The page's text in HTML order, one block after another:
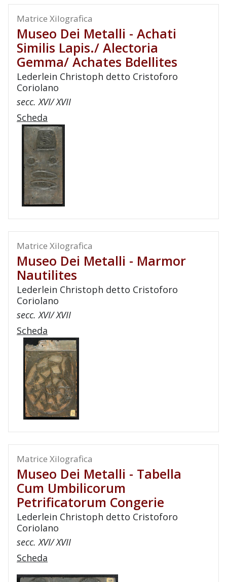
Matrice Xilografica
Museo Dei Metalli - Achati
Similis Lapis./ Alectoria
Gemma/ Achates Bdellites
Lederlein Christoph detto Cristoforo
Coriolano
secc. XVI/ XVII
Scheda
Matrice Xilografica
Museo Dei Metalli - Marmor
Nautilites
Lederlein Christoph detto Cristoforo
Coriolano
secc. XVI/ XVII
Scheda
Matrice Xilografica
Museo Dei Metalli - Tabella
Cum Umbilicorum
Petrificatorum Congerie
Lederlein Christoph detto Cristoforo
Coriolano
secc. XVI/ XVII
Scheda